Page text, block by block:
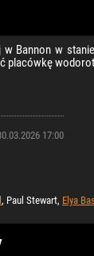
w Bannon w
placówkę
17:00
, Paul Stewart, Elya